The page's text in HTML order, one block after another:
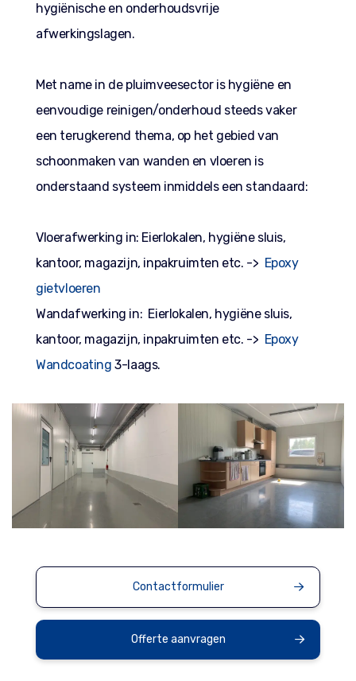
hygiënische en onderhoudsvrije
afwerkingslagen.
Met name in de pluimveesector is hygiëne en
eenvoudige reinigen/onderhoud steeds vaker
een terugkerend thema, op het gebied van
schoonmaken van wanden en vloeren is
onderstaand systeem inmiddels een standaard:
Vloerafwerking in: Eierlokalen, hygiëne sluis,
kantoor, magazijn, inpakruimten etc. -> Epoxy
gietvloeren
Wandafwerking in: Eierlokalen, hygiëne sluis,
kantoor, magazijn, inpakruimten etc. -> Epoxy
Wandcoating 3-laags.
Contactformulier
Offerte aanvragen